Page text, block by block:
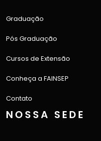
Graduação
Pós Graduação
Cursos de Extensão
Conheça a FAINSEP
Contato
NOSSA SEDE